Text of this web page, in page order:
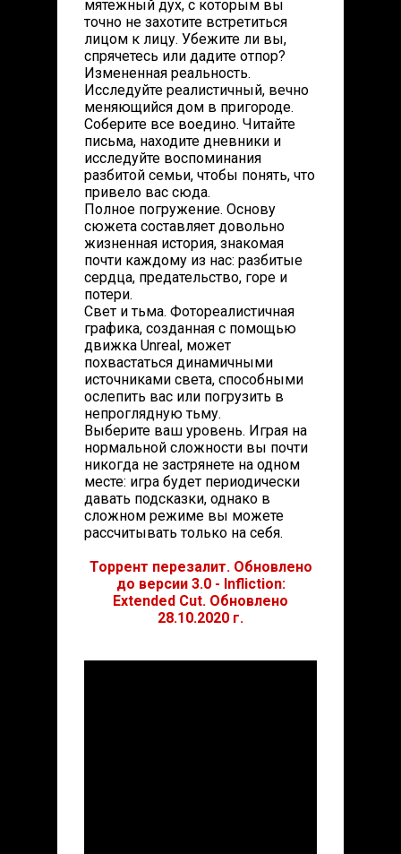
мятежный дух, с которым вы
точно не захотите встретиться
лицом к лицу. Убежите ли вы,
спрячетесь или дадите отпор?
Измененная реальность.
Исследуйте реалистичный, вечно
меняющийся дом в пригороде.
Соберите все воедино. Читайте
письма, находите дневники и
исследуйте воспоминания
разбитой семьи, чтобы понять, что
привело вас сюда.
Полное погружение. Основу
сюжета составляет довольно
жизненная история, знакомая
почти каждому из нас: разбитые
сердца, предательство, горе и
потери.
Свет и тьма. Фотореалистичная
графика, созданная с помощью
движка Unreal, может
похвастаться динамичными
источниками света, способными
ослепить вас или погрузить в
непроглядную тьму.
Выберите ваш уровень. Играя на
нормальной сложности вы почти
никогда не застрянете на одном
месте: игра будет периодически
давать подсказки, однако в
сложном режиме вы можете
рассчитывать только на себя.
Торрент перезалит. Обновлено
до версии 3.0 - Infliction:
Extended Cut. Обновлено
28.10.2020 г.